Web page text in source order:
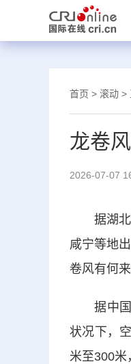
首页 > 滚动 >
龙卷
2026-07-07
据湖北日
咸宁等地
卷风有何来
据中国
状况下，
米至300米